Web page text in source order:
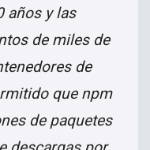
años y las
de miles de
de
que npm
de paquetes